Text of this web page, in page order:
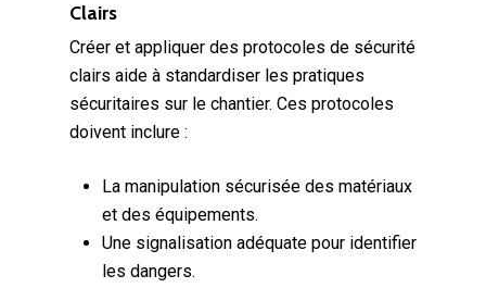
Clairs
Créer et appliquer des protocoles de sécurité
clairs aide à standardiser les pratiques
sécuritaires sur le chantier. Ces protocoles
doivent inclure :
La manipulation sécurisée des matériaux
et des équipements.
Une signalisation adéquate pour identifier
les dangers.